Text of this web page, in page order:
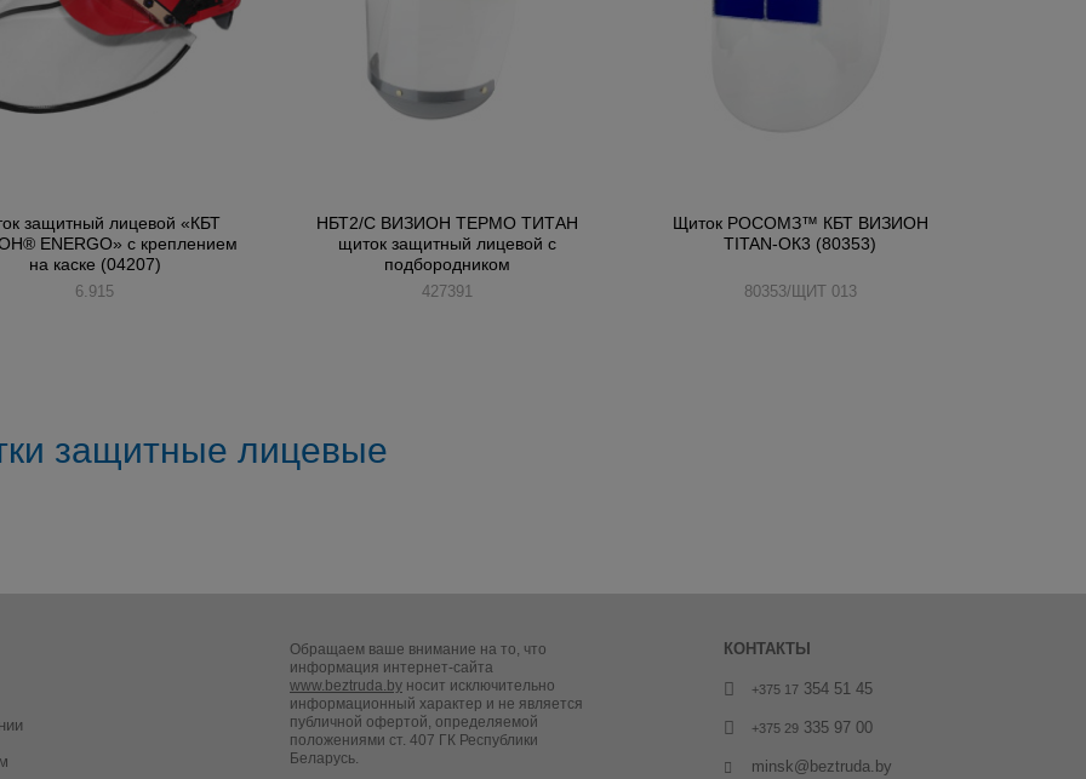
защитный лицевой «КБТ
ENERGO» с креплением
на каске (04207)
6.915
НБТ2/С ВИЗИОН TEРMO TИТАН
щиток защитный лицевой с
подбородником
427391
Щиток РОСОМЗ™ КБТ ВИЗИОН
TITAN-ОК3 (80353)
80353/ЩИТ 013
защитные лицевые
Обращаем ваше внимание на то, что
информация интернет-сайта
www.beztruda.by носит исключительно
информационный характер и не является
публичной офертой, определяемой
положениями ст. 407 ГК Республики
Беларусь.
КОНТАКТЫ
+375 17 354 51 45
+375 29 335 97 00
minsk@beztruda.by